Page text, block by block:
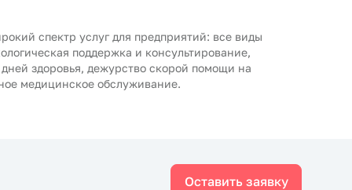
спектр услуг для предприятий: все виды
поддержка и консультирование,
здоровья, дежурство скорой помощи на
медицинское обслуживание.
Оставить заявку